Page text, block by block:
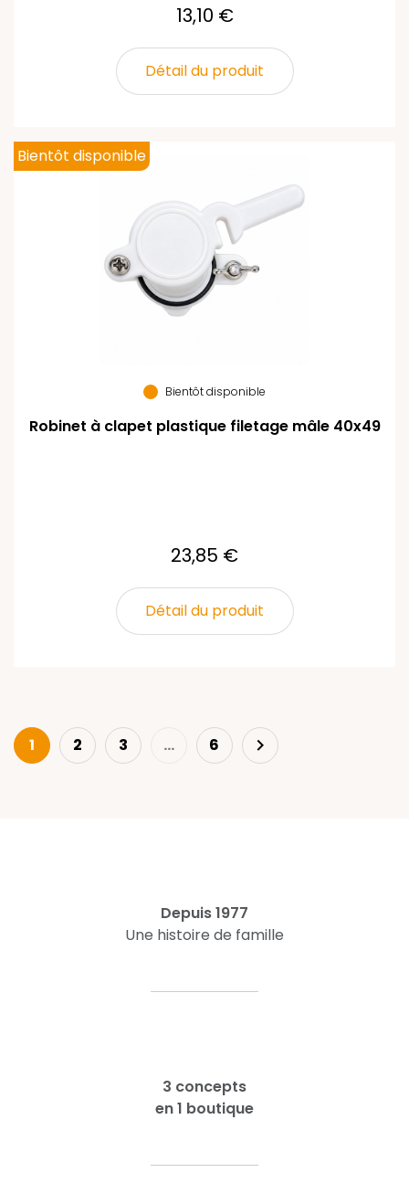
13,10 €
Détail du produit
Bientôt disponible
Robinet à clapet plastique filetage mâle 40x49
23,85 €
Détail du produit
Bientôt disponible
1 2 3 … 6 Suivant

Depuis 1977
Une histoire de famille
3 concepts
en 1 boutique